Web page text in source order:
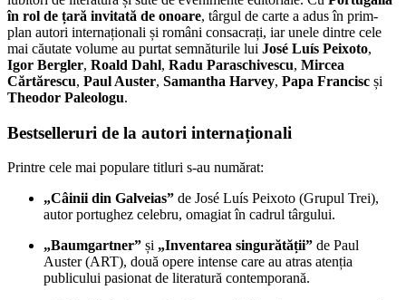
în rol de țară invitată de onoare, târgul de carte a adus în prim-
plan autori internaționali și români consacrați, iar unele dintre cele
mai căutate volume au purtat semnăturile lui José Luís Peixoto,
Igor Bergler, Roald Dahl, Radu Paraschivescu, Mircea
Cărtărescu, Paul Auster, Samantha Harvey, Papa Francisc și
Theodor Paleologu.
Bestselleruri de la autori internaționali
Printre cele mai populare titluri s-au numărat:
„Câinii din Galveias” de José Luís Peixoto (Grupul Trei),
autor portughez celebru, omagiat în cadrul târgului.
„Baumgartner” și „Inventarea singurătății” de Paul
Auster (ART), două opere intense care au atras atenția
publicului pasionat de literatură contemporană.